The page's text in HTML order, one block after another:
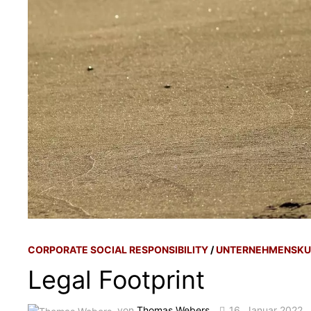
CORPORATE SOCIAL RESPONSIBILITY /
Legal Footprint